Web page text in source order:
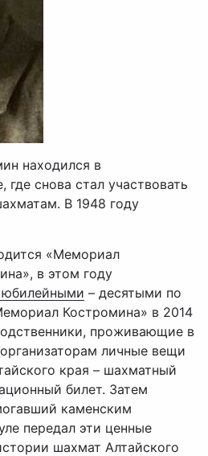
находился в
снова стал участвовать
В 1948 году
«Мемориал
в этом году
юбилейными – десятыми по
Костромина» в 2014
проживающие в
личные вещи
края – шахматный
билет. Затем
каменским
передал эти ценные
шахмат Алтайского